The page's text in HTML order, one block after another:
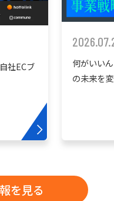
社ECブ
何がいい
の未来を
を見る